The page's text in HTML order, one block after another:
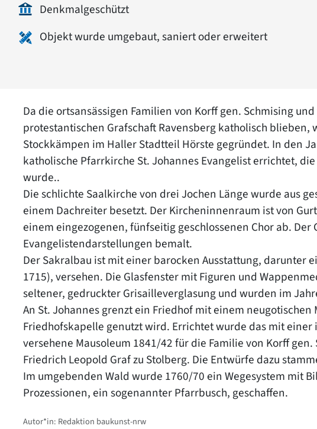
Denkmalgeschützt
Objekt wurde umgebaut, saniert oder erweitert
Da die ortsansässigen Familien von Korff gen. Schmising
protestantischen Grafschaft Ravensberg katholisch blieben,
Stockkämpen im Haller Stadtteil Hörste gegründet. In den
katholische Pfarrkirche St. Johannes Evangelist errichtet,
wurde..
Die schlichte Saalkirche von drei Jochen Länge wurde aus
einem Dachreiter besetzt. Der Kircheninnenraum ist von
einem eingezogenen, fünfseitig geschlossenen Chor ab.
Evangelistendarstellungen bemalt.
Der Sakralbau ist mit einer barocken Ausstattung, darunter
1715), versehen. Die Glasfenster mit Figuren und
seltener, gedruckter Grisailleverglasung und wurden im
An St. Johannes grenzt ein Friedhof mit einem neugotischen
Friedhofskapelle genutzt wird. Errichtet wurde das mit
versehene Mausoleum 1841/42 für die Familie von Korff
Friedrich Leopold Graf zu Stolberg. Die Entwürfe dazu
Im umgebenden Wald wurde 1760/70 ein Wegesystem mit
Prozessionen, ein sogenannter Pfarrbusch, geschaffen.
Autor*in: Redaktion baukunst-nrw